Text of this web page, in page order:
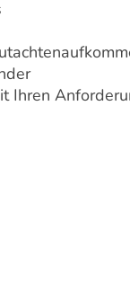
Ihren